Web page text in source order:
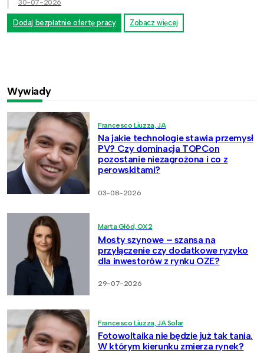
30-07-2026
Dodaj bezpłatnie ofertę pracy Zobacz więcej
Wywiady
Francesco Liuzza, JA
Na jakie technologie stawia przemysł
PV? Czy dominacja TOPCon
pozostanie niezagrożona i co z
perowskitami?
03-08-2026
Marta Głód, OX2
Mosty szynowe – szansa na
przyłączenie czy dodatkowe ryzyko
dla inwestorów z rynku OZE?
29-07-2026
Francesco Liuzza, JA Solar
Fotowoltaika nie będzie już tak tania.
W którym kierunku zmierza rynek?